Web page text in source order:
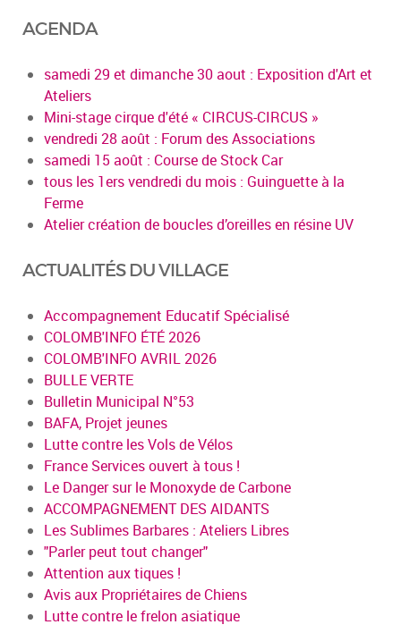
AGENDA
samedi 29 et dimanche 30 aout : Exposition d'Art et
Ateliers
Mini-stage cirque d'été « CIRCUS-CIRCUS »
vendredi 28 août : Forum des Associations
samedi 15 août : Course de Stock Car
tous les 1ers vendredi du mois : Guinguette à la
Ferme
Atelier création de boucles d’oreilles en résine UV
ACTUALITÉS DU VILLAGE
Accompagnement Educatif Spécialisé
COLOMB'INFO ÉTÉ 2026
COLOMB'INFO AVRIL 2026
BULLE VERTE
Bulletin Municipal N°53
BAFA, Projet jeunes
Lutte contre les Vols de Vélos
France Services ouvert à tous !
Le Danger sur le Monoxyde de Carbone
ACCOMPAGNEMENT DES AIDANTS
Les Sublimes Barbares : Ateliers Libres
"Parler peut tout changer"
Attention aux tiques !
Avis aux Propriétaires de Chiens
Lutte contre le frelon asiatique